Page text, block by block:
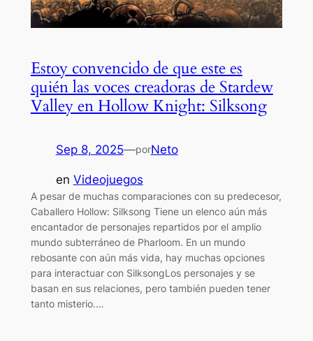
Estoy convencido de que este es
quién las voces creadoras de Stardew
Valley en Hollow Knight: Silksong
Sep 8, 2025—porNeto
en Videojuegos
A pesar de muchas comparaciones con su predecesor,
Caballero Hollow: Silksong Tiene un elenco aún más
encantador de personajes repartidos por el amplio
mundo subterráneo de Pharloom. En un mundo
rebosante con aún más vida, hay muchas opciones
para interactuar con SilksongLos personajes y se
basan en sus relaciones, pero también pueden tener
tanto misterio.…